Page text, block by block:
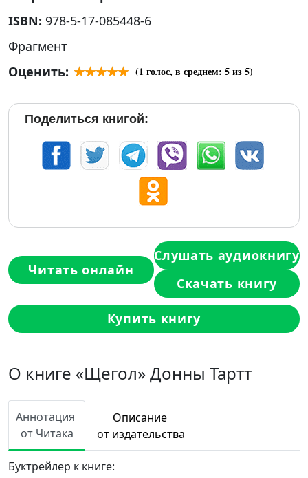
ISBN: 978-5-17-085448-6
Фрагмент
Оценить:
(1 голос, в среднем: 5из 5)
Поделиться книгой:
Читать онлайн
Слушать аудиокнигу
Скачать книгу
Купить книгу
О книге «Щегол» Донны Тартт
Аннотация
от Читака
Описание
от издательства
Буктрейлер к книге: